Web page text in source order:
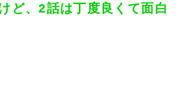
ど、2話は丁度良くて面白